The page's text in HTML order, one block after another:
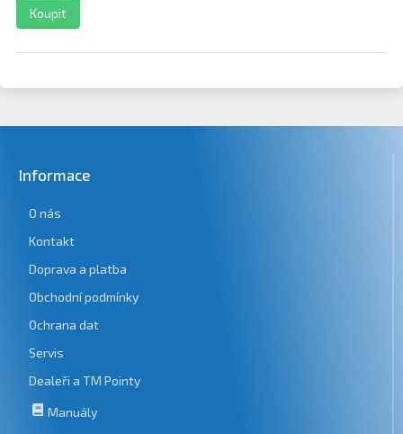
Koupit
Informace
O nás
Kontakt
Doprava a platba
Obchodní podmínky
Ochrana dat
Servis
Dealeři a TM Pointy
Manuály